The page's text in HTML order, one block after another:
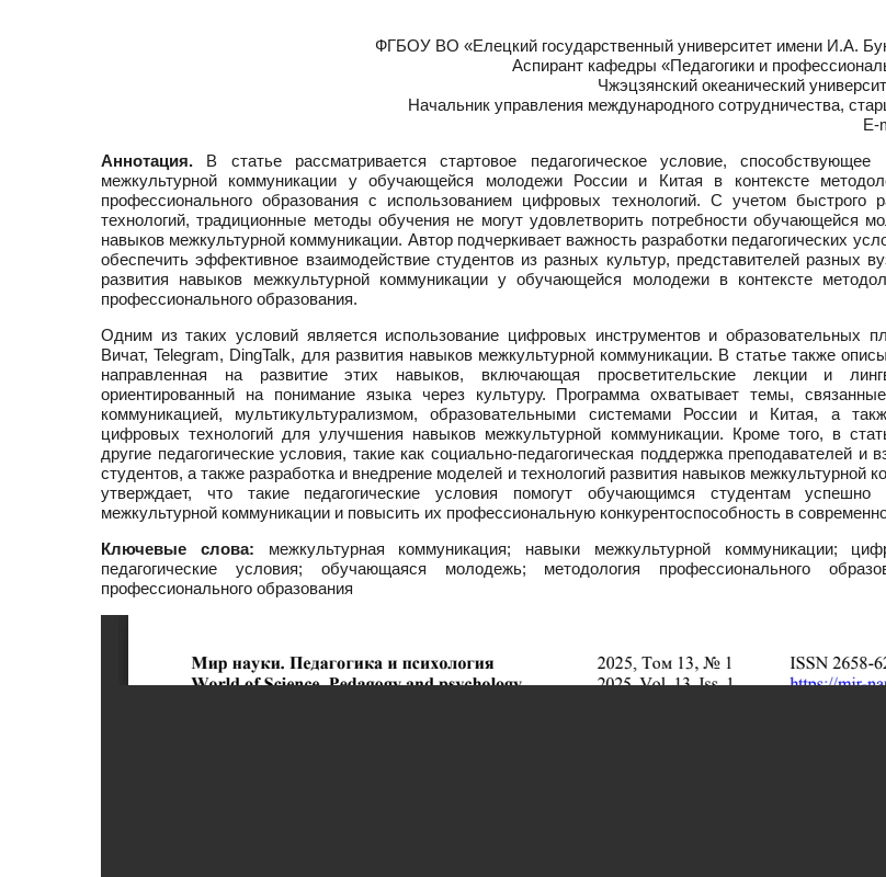
ФГБОУ ВО «Елецкий государственный университет имени И.А.
Аспирант кафедры «Педагогики и
Чжэцзянский океанический
Начальник управления международного сотрудничества,
E-
Аннотация. В статье рассматривается стартовое педагогическое условие, способствующее
межкультурной коммуникации у обучающейся молодежи России и Китая в контексте
профессионального образования с использованием цифровых технологий. С учетом быстрого
технологий, традиционные методы обучения не могут удовлетворить потребности обучающейся
навыков межкультурной коммуникации. Автор подчеркивает важность разработки педагогических
обеспечить эффективное взаимодействие студентов из разных культур, представителей разных
развития навыков межкультурной коммуникации у обучающейся молодежи в контексте
профессионального образования.
Одним из таких условий является использование цифровых инструментов и образовательных
Вичат, Telegram, DingTalk, для развития навыков межкультурной коммуникации. В статье также
направленная на развитие этих навыков, включающая просветительские лекции и
ориентированный на понимание языка через культуру. Программа охватывает темы,
коммуникацией, мультикультурализмом, образовательными системами России и Китая, а
цифровых технологий для улучшения навыков межкультурной коммуникации. Кроме того, в
другие педагогические условия, такие как социально-педагогическая поддержка преподавателей и
студентов, а также разработка и внедрение моделей и технологий развития навыков межкультурной
утверждает, что такие педагогические условия помогут обучающимся студентам успешно
межкультурной коммуникации и повысить их профессиональную конкурентоспособность в
Ключевые слова: межкультурная коммуникация; навыки межкультурной коммуникации;
педагогические условия; обучающаяся молодежь; методология профессионального
профессионального образования